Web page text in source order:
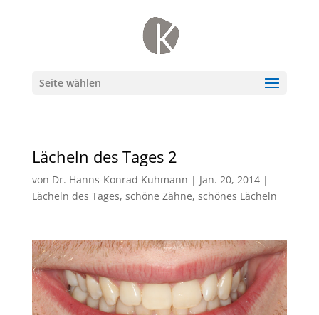
Seite wählen
Lächeln des Tages 2
von Dr. Hanns-Konrad Kuhmann | Jan. 20, 2014|
Lächeln des Tages, schöne Zähne, schönes Lächeln